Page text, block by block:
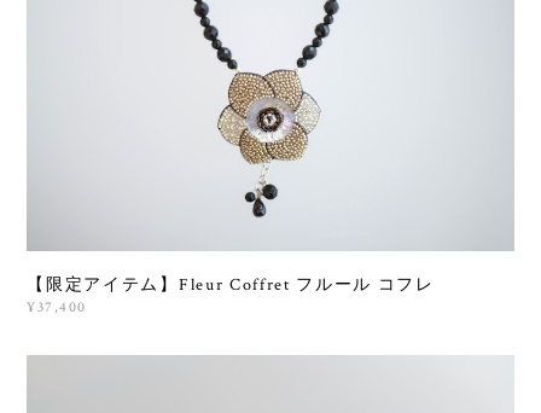
【限定アイテム】Fleur Coffret フルール コフレ
¥37,400